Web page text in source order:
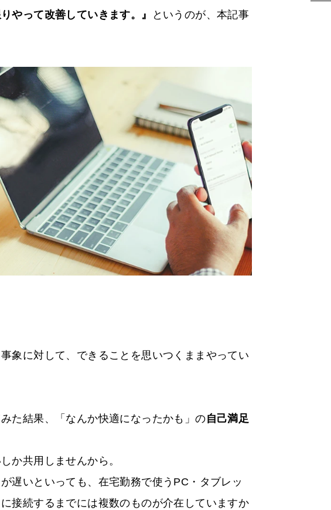
やって改善していきます。』
というのが、本記事
象に対して、できることを思いつくままやってい
た結果、「なんか快適になったかも」の自己満足
か共用しませんから。
遅いといっても、在宅勤務で使うPC・タブレッ
接続するまでには複数のものが介在していますか